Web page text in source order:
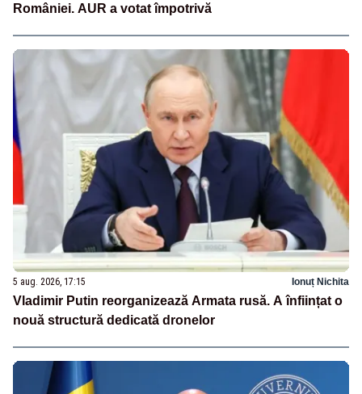
României. AUR a votat împotrivă
5 aug. 2026, 17:15 Ionuț Nichita
Vladimir Putin reorganizează Armata rusă. A înființat o
nouă structură dedicată dronelor